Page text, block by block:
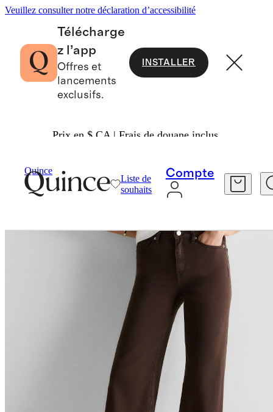
Veuillez consulter notre déclaration d’accessibilité
Télécharge
z l’app
Offres et
lancements
exclusifs.
INSTALLER
Prix en $ CA | Frais de douane inclus.
Quince
Liste de
souhaits
Compte